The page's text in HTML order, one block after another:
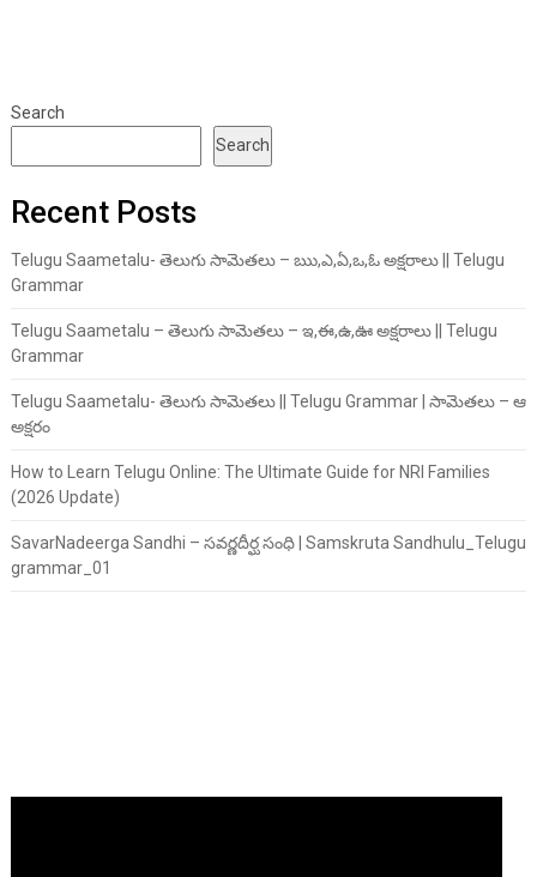
Search
Search
Recent Posts
Telugu Saametalu- తెలుగు సామెతలు – ఋ,ఎ,ఏ,ఒ,ఓ అక్షరాలు || Telugu
Grammar
Telugu Saametalu – తెలుగు సామెతలు – ఇ,ఈ,ఉ,ఊ అక్షరాలు || Telugu
Grammar
Telugu Saametalu- తెలుగు సామెతలు || Telugu Grammar | సామెతలు – ఆ
అక్షరం
How to Learn Telugu Online: The Ultimate Guide for NRI Families
(2026 Update)
SavarNadeerga Sandhi – సవర్ణదీర్ఘ సంధి | Samskruta Sandhulu_Telugu
grammar_01